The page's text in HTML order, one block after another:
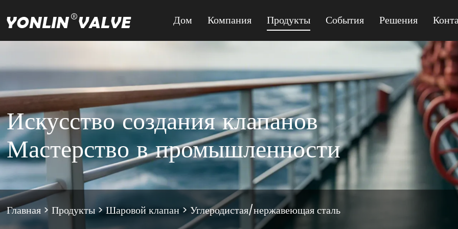
Дом Компания Продукты События Решения
Искусство создания клапанов
Мастерство в промышленности
Главная > Продукты>Шаровой клапан > Углеродистая/нержавеющая сталь